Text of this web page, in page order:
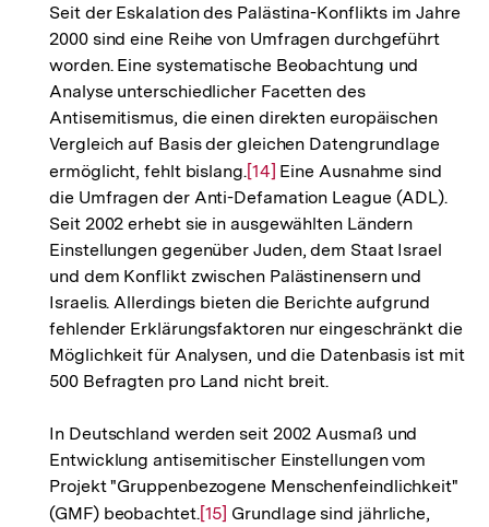
Seit der Eskalation des Palästina-Konflikts im Jahre
2000 sind eine Reihe von Umfragen durchgeführt
worden. Eine systematische Beobachtung und
Analyse unterschiedlicher Facetten des
Antisemitismus, die einen direkten europäischen
Vergleich auf Basis der gleichen Datengrundlage
ermöglicht, fehlt bislang.Zur
Auflösung
der
Fußnote
[14] Eine Ausnahme sind
die Umfragen der Anti-Defamation League (ADL).
Seit 2002 erhebt sie in ausgewählten Ländern
Einstellungen gegenüber Juden, dem Staat Israel
und dem Konflikt zwischen Palästinensern und
Israelis. Allerdings bieten die Berichte aufgrund
fehlender Erklärungsfaktoren nur eingeschränkt die
Möglichkeit für Analysen, und die Datenbasis ist mit
500 Befragten pro Land nicht breit.
In Deutschland werden seit 2002 Ausmaß und
Entwicklung antisemitischer Einstellungen vom
Projekt "Gruppenbezogene Menschenfeindlichkeit"
(GMF) beobachtet.Zur
[15] Grundlage sind jährliche,